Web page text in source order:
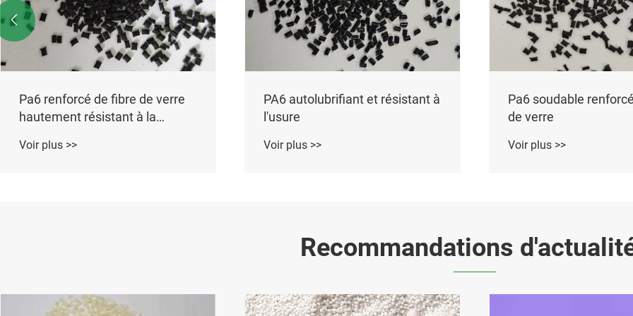
conducteur 6
Fibre de verre à faible warpage
renforcé PA6
Voir plus >>
Pa6 renforcé de fibre de verre
hautement résistant à la
Voir plus >>

Recommandations